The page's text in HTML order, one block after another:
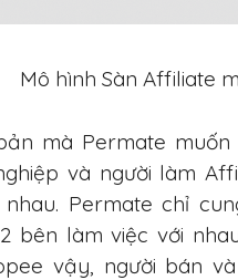
Mô hình Sàn Affiliate
mà Permate
và người làm
nhau. Permate chỉ
bên làm việc với
vậy, người bán